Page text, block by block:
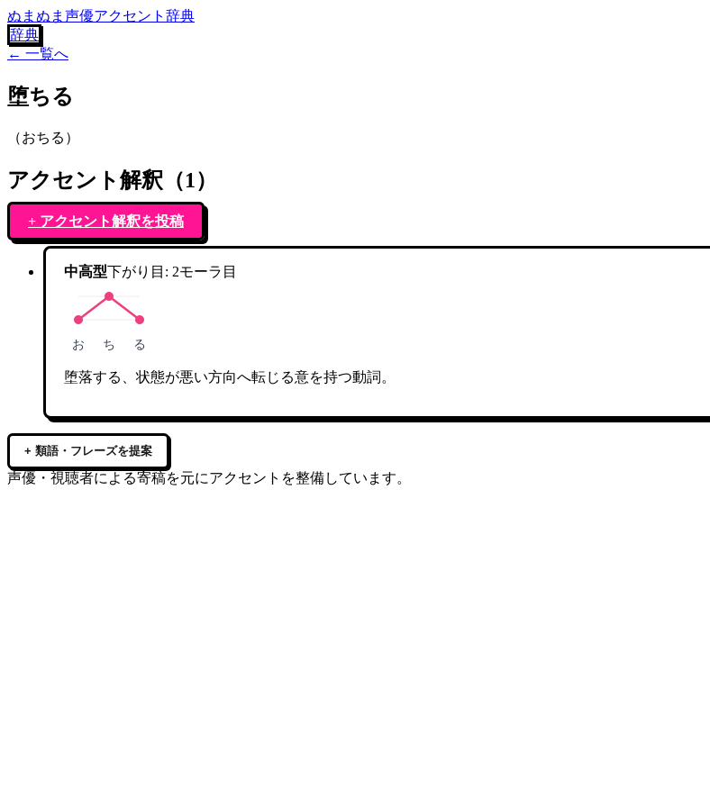
ぬまぬま声優アクセント辞典
辞典
← 一覧へ
堕ちる
（おちる ）
アクセント解釈（1）
+ アクセント解釈を投稿
中高型下がり目: 2モーラ目
お ち る
堕落する、状態が悪い方向へ転じる意を持つ動詞。
+ 類語・フレーズを提案
声優・視聴者による寄稿を元にアクセントを整備しています。